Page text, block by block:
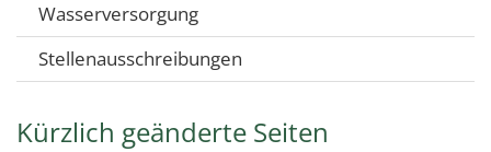
Wasserversorgung
Stellenausschreibungen
Kürzlich geänderte Seiten